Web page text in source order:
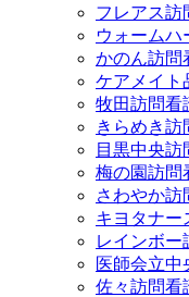
フレアス訪
ウォームハ
かのん訪問
ケアメイト
牧田訪問看
きらめき訪
目黒中央訪
梅の園訪問
さわやか訪
キヨタナー
レインボー
医師会立中
佐々訪問看